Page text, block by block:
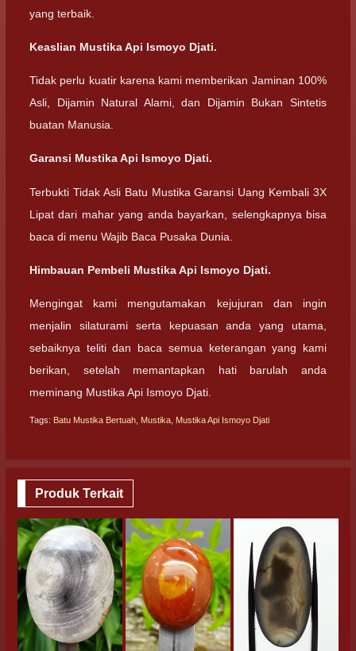
yang terbaik.
Keaslian Mustika Api Ismoyo Djati.
Tidak perlu kuatir karena kami memberikan Jaminan 100%
Asli, Dijamin Natural Alami, dan Dijamin Bukan Sintetis
buatan Manusia.
Garansi Mustika Api Ismoyo Djati.
Terbukti Tidak Asli Batu Mustika Garansi Uang Kembali 3X
Lipat dari mahar yang anda bayarkan, selengkapnya bisa
baca di menu Wajib Baca Pusaka Dunia.
Himbauan Pembeli Mustika Api Ismoyo Djati.
Mengingat kami mengutamakan kejujuran dan ingin
menjalin silaturami serta kepuasan anda yang utama,
sebaiknya teliti dan baca semua keterangan yang kami
berikan, setelah memantapkan hati barulah anda
meminang Mustika Api Ismoyo Djati.
Tags: Batu Mustika Bertuah Mustika Mustika Api Ismoyo Djati
Produk Terkait